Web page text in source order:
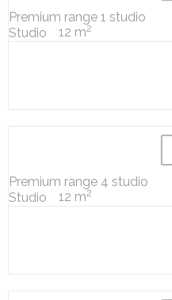
Premium range 1 studio
Studio
12 m2
Premium range 4 studio
Studio
12 m2